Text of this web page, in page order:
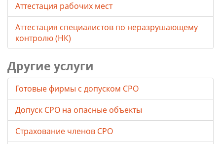
Аттестация рабочих мест
Аттестация специалистов по неразрушающему
контролю (НК)
Другие услуги
Готовые фирмы с допуском СРО
Допуск СРО на опасные объекты
Страхование членов СРО